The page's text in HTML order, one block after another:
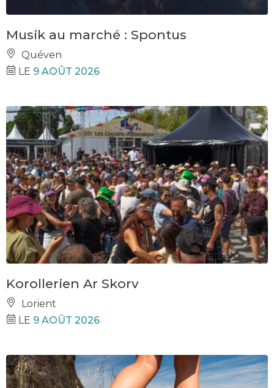
Musik au marché : Spontus
Quéven
LE 9 AOÛT 2026
Korollerien Ar Skorv
Lorient
LE 9 AOÛT 2026